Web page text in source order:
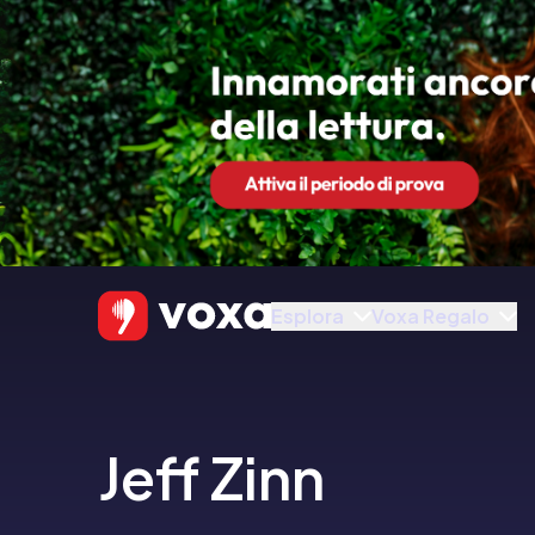
Esplora Voxa Regalo
Jeff Zinn